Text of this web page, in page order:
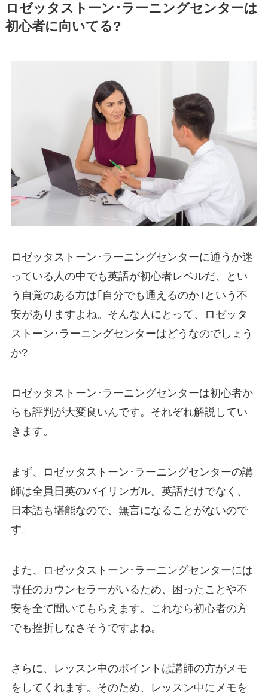
ロゼッタストーン･ラーニングセンターは
初心者に向いてる?
ロゼッタストーン･ラーニングセンターに通うか迷
っている人の中でも英語が初心者レベルだ、とい
う自覚のある方は｢自分でも通えるのか｣という不
安がありますよね。そんな人にとって、ロゼッタ
ストーン･ラーニングセンターはどうなのでしょう
か?
ロゼッタストーン･ラーニングセンターは初心者か
らも評判が大変良いんです。それぞれ解説してい
きます。
まず、ロゼッタストーン･ラーニングセンターの講
師は全員日英のバイリンガル。英語だけでなく、
日本語も堪能なので、無言になることがないので
す。
また、ロゼッタストーン･ラーニングセンターには
専任のカウンセラーがいるため、困ったことや不
安を全て聞いてもらえます。これなら初心者の方
でも挫折しなさそうですよね。
さらに、レッスン中のポイントは講師の方がメモ
をしてくれます。そのため、レッスン中にメモを